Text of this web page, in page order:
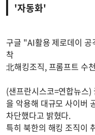
'자동화'
구글 "AI활용 제로데이
착
北해킹조직, 프롬프트 수
(샌프란시스코=연합뉴스
을 악용해 대규모 사이버
차단했다고 밝혔다.
특히 북한의 해킹 조직이